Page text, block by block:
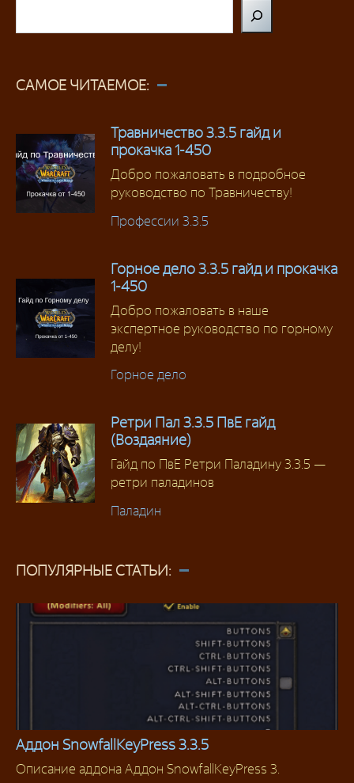
САМОЕ ЧИТАЕМОЕ:
Травничество 3.3.5 гайд и
прокачка 1-450
Добро пожаловать в подробное
руководство по Травничеству!
Профессии 3.3.5
Горное дело 3.3.5 гайд и прокачка
1-450
Добро пожаловать в наше
экспертное руководство по горному
делу!
Горное дело
Ретри Пал 3.3.5 ПвЕ гайд
(Воздаяние)
Гайд по ПвЕ Ретри Паладину 3.3.5 —
ретри паладинов
Паладин
ПОПУЛЯРНЫЕ СТАТЬИ:
Аддоны 3.3.5
Аддон SnowfallKeyPress 3.3.5
Описание аддона Аддон SnowfallKeyPress 3.